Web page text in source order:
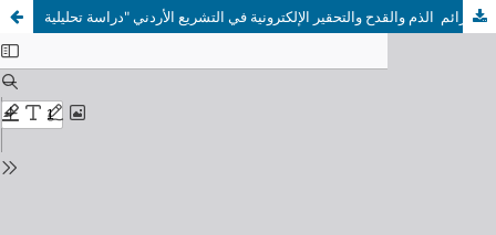
إشكالية تطبيق النصوص الناظمة لجرائم الذم والقدح والتحقير الإلكترونية في التشريع الأردني "دراسة تحليلية"